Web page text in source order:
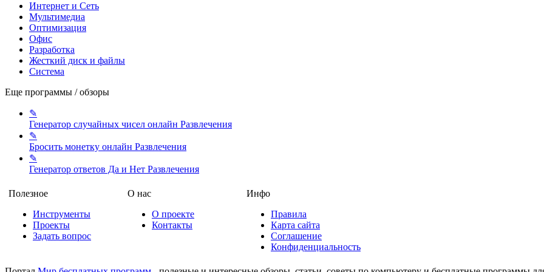
Интернет и Сеть
Мультимедиа
Оптимизация
Офис
Разработка
Жесткий диск и файлы
Система
Еще программы / обзоры
✎
Генератор случайных чисел онлайн Развлечения
✎
Бросить монетку онлайн Развлечения
✎
Генератор ответов Да и Нет Развлечения
Полезное
Инструменты
Проекты
Задать вопрос
О нас
О проекте
Контакты
Инфо
Правила
Карта сайта
Соглашение
Конфиденциальность